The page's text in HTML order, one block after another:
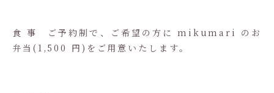
食 事 ご予約制で、ご希望の方に mikumari のお
弁当(1,500 円)をご用意いたします。